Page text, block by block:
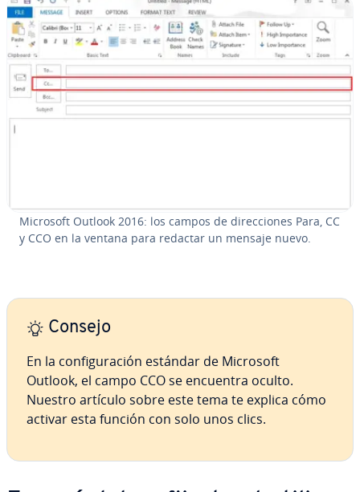
Microsoft Outlook 2016: los campos de di­re­c­cio­nes Para, CC
y CCO en la ventana para redactar un mensaje nuevo.
Consejo
En la co­n­fi­gu­ra­ción estándar de Microsoft
Outlook, el campo CCO se encuentra oculto.
Nuestro artículo sobre este tema te explica cómo
activar esta función con solo unos clics.